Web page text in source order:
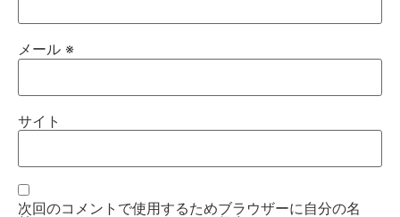
メール ※
サイト
次回のコメントで使用するためブラウザーに自分の名